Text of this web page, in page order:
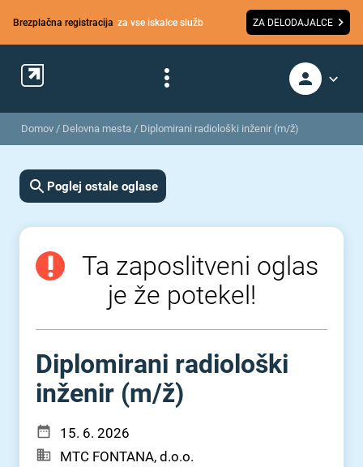
Brezplačna registracija za vse iskalce služb ZA DELODAJALCE
Domov / Delovna mesta / Diplomirani radiološki inženir (m/ž)
Poglej ostale oglase
Ta zaposlitveni oglas
je že potekel!
Diplomirani radiološki
inženir (m⁠/⁠ž)
15. 6. 2026
MTC FONTANA, d.o.o.